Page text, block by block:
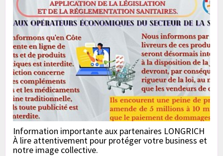
Information importante aux partenaires LONGRICH
À lire attentivement pour protéger votre business et
notre image collective.